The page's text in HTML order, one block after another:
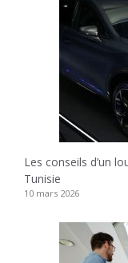
Les conseils d’un
Tunisie
10 mars 2026